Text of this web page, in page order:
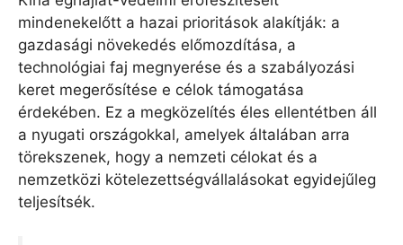
mindenekelőtt a hazai prioritások alakítják: a
gazdasági növekedés előmozdítása, a
technológiai faj megnyerése és a szabályozási
keret megerősítése e célok támogatása
érdekében. Ez a megközelítés éles ellentétben áll
a nyugati országokkal, amelyek általában arra
törekszenek, hogy a nemzeti célokat és a
nemzetközi kötelezettségvállalásokat egyidejűleg
teljesítsék.